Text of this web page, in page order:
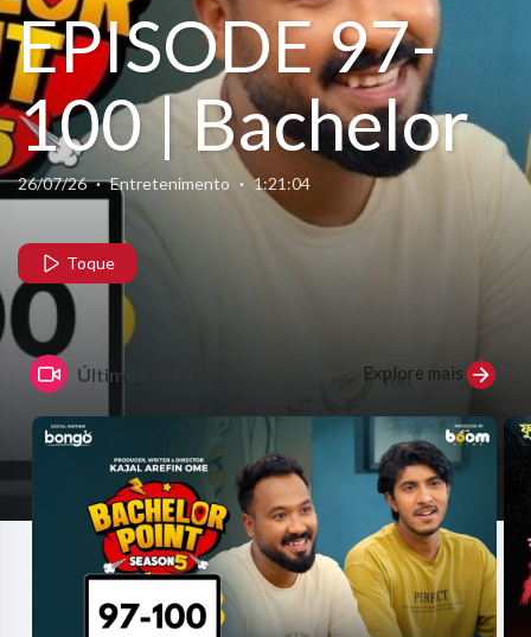
EPISODE 97-
100 | Bachelor
Point | S5 |
Nehal | Kabila
| Habu | Pasha
| Kajal Arefin
Ome | Boom
Films
26/07/26 · Entretenimento · 1:21:04
Toque
Últimos vídeos Explore mais